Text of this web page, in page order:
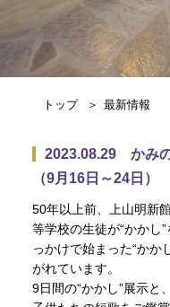
トップ 最新情報
2023.08.29 かみ
（9月16日～24日）
50年以上前、上山明新
等学校の生徒が“かかし
っかけで始まった“かか
がれています。
9日間の“かかし”展示と